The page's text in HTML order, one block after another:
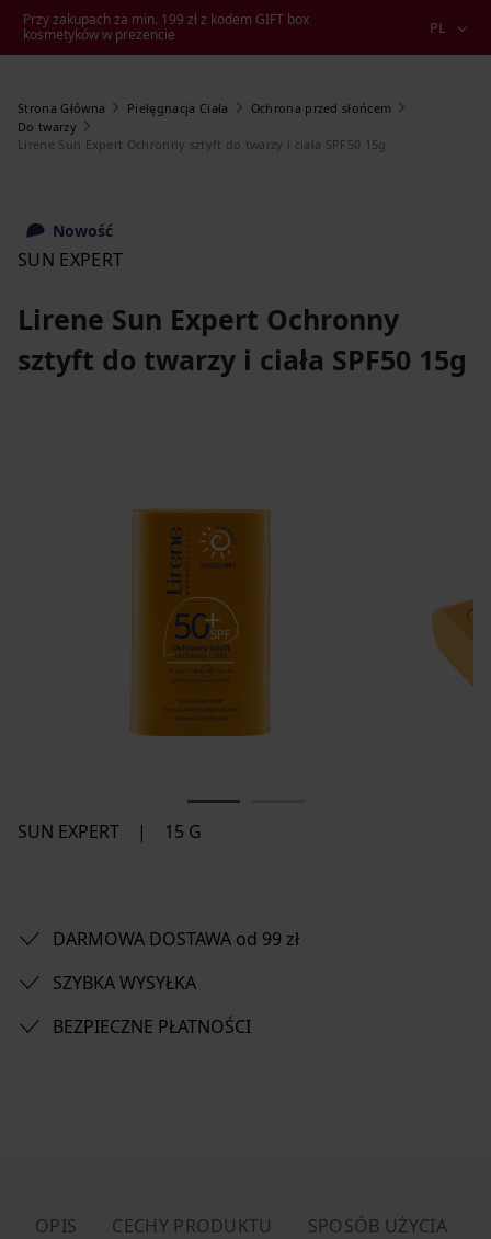
Przy zakupach za min. 199 zł z kodem GIFT box
kosmetyków w prezencie
PL
Strona Główna Pielęgnacja Ciała
Ochrona przed słońcem
Do twarzy
Lirene Sun Expert Ochronny sztyft do twarzy i ciała SPF50 15g
Nowość
SUN EXPERT
Lirene Sun Expert Ochronny
sztyft do twarzy i ciała SPF50 15g
SUN EXPERT | 15 G
DARMOWA DOSTAWA od 99 zł
SZYBKA WYSYŁKA
BEZPIECZNE PŁATNOŚCI
OPIS CECHY PRODUKTU SPOSÓB UŻYCIA